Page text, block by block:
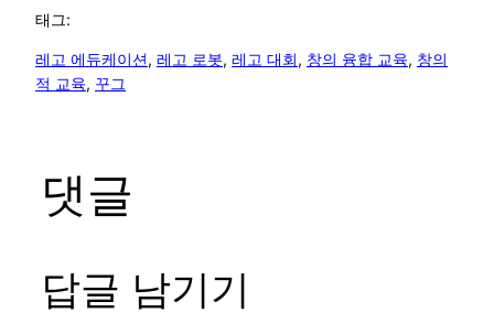
태그:
레고 에듀케이션, 레고 로봇, 레고 대회, 창의 융합 교육, 창의
적 교육, 꾸그
댓글
답글 남기기